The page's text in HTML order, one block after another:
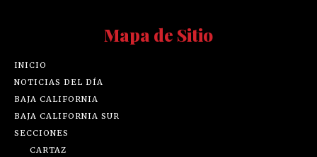
Mapa de Sitio
INICIO
NOTICIAS DEL DÍA
BAJA CALIFORNIA
BAJA CALIFORNIA SUR
SECCIONES
CARTAZ